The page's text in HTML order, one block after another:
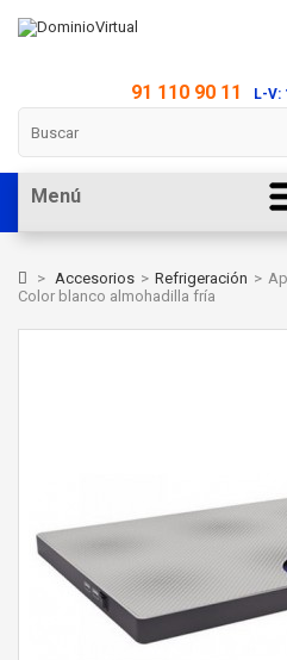
91 110 90 11 L-V:
Menú
> Accesorios > Refrigeración >
Color blanco almohadilla fría